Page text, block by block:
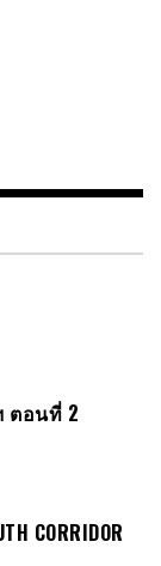
ตอนที่ 2
CORRIDOR